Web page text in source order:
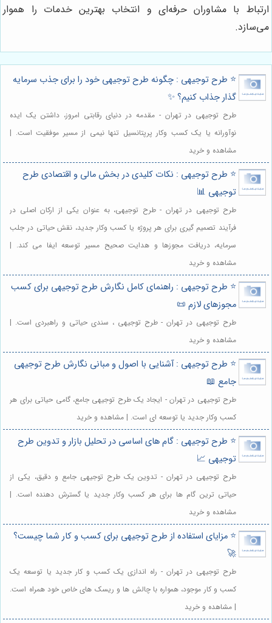
ارتباط با مشاوران حرفه‌ای و انتخاب بهترین خدمات را هموار
می‌سازد.
⭐️ طرح توجیهی : چگونه طرح توجیهی خود را برای جذب سرمایه
گذار جذاب کنیم؟ ✨
طرح توجیهی در تهران - مقدمه در دنیای رقابتی امروز، داشتن یک ایده
نوآورانه یا یک کسب وکار پرپتانسیل تنها نیمی از مسیر موفقیت است. |
مشاهده و خرید
⭐️ طرح توجیهی : نکات کلیدی در بخش مالی و اقتصادی طرح
توجیهی 📊
طرح توجیهی در تهران - طرح توجیهی، به عنوان یکی از ارکان اصلی در
فرآیند تصمیم گیری برای هر پروژه یا کسب وکار جدید، نقش حیاتی در جلب
سرمایه، دریافت مجوزها و هدایت صحیح مسیر توسعه ایفا می کند. |
مشاهده و خرید
⭐️ طرح توجیهی : راهنمای کامل نگارش طرح توجیهی برای کسب
مجوزهای لازم 📜
طرح توجیهی در تهران - طرح توجیهی ، سندی حیاتی و راهبردی است. |
مشاهده و خرید
⭐️ طرح توجیهی : آشنایی با اصول و مبانی نگارش طرح توجیهی
جامع 📖
طرح توجیهی در تهران - ایجاد یک طرح توجیهی جامع، گامی حیاتی برای هر
کسب وکار جدید یا توسعه ای است. | مشاهده و خرید
⭐️ طرح توجیهی : گام های اساسی در تحلیل بازار و تدوین طرح
توجیهی 📈
طرح توجیهی در تهران - تدوین یک طرح توجیهی جامع و دقیق، یکی از
حیاتی ترین گام ها برای هر کسب وکار جدید یا گسترش دهنده است. |
مشاهده و خرید
⭐️ مزایای استفاده از طرح توجیهی برای کسب و کار شما چیست؟
🚀
طرح توجیهی در تهران - راه اندازی یک کسب و کار جدید یا توسعه یک
کسب و کار موجود، همواره با چالش ها و ریسک های خاص خود همراه است.
| مشاهده و خرید